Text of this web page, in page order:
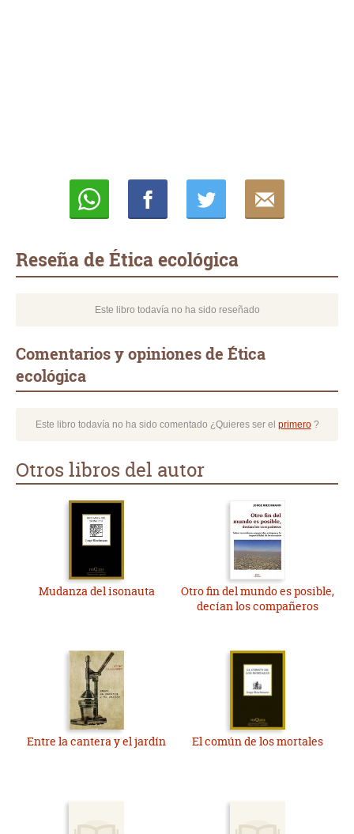
Reseña de Ética ecológica
Este libro todavía no ha sido reseñado
Comentarios y opiniones de Ética
ecológica
Este libro todavía no ha sido comentado ¿Quieres ser el primero?
Otros libros del autor
Mudanza del isonauta
Otro fin del mundo es posible,
decían los compañeros
Entre la cantera y el jardín El común de los mortales